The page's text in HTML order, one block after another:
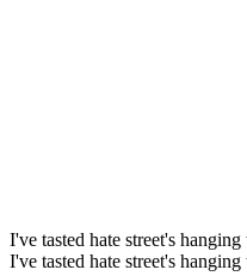
I've tasted hate street's hanging
I've tasted hate street's hanging